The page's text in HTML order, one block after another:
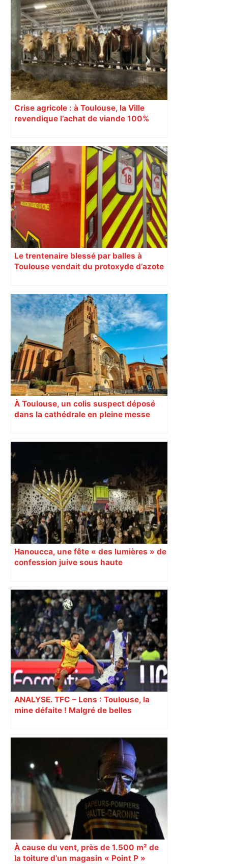
Crise agricole : à Toulouse, la Ville
revendique l’achat de viande 100%
Le trentenaire blessé par balles à
Toulouse vendait du protoxyde d’azote
À Toulouse, un colis suspect déposé
dans la cathédrale en pleine messe
Hanoucca, une fête « des lumières » de
confession juive sous haute
Labège, près de Toulouse
ANALYSE. TFC – Lens : Toulouse, la
mine défaite ! Malgré de belles
À cause du vent, près de 1.500 m² de
la toiture d’un magasin « Point P »